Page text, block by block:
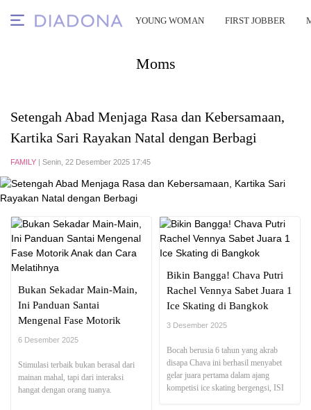
YOUNG WOMAN FIRST JOBBER
Moms
Setengah Abad Menjaga Rasa dan Kebersamaan,
Kartika Sari Rayakan Natal dengan Berbagi
FAMILY | Senin, 22 Desember 2025 17:45
Bukan Sekadar Main-Main,
Ini Panduan Santai
Mengenal Fase Motorik
Anak dan Cara Melatihnya
6 Desember 2025
Stimulasi terbaik bukan berasal dari
mainan mahal, tapi dari interaksi
hangat dengan orang tuanya.
Bikin Bangga! Chava Putri
Rachel Vennya Sabet Juara 1
Ice Skating di Bangkok
3 Desember 2025
Bocah berusia 6 tahun yang akrab
disapa Chava ini berhasil menyabet
gelar juara pertama dalam ajang
kompetisi ice skating bergengsi, ISI